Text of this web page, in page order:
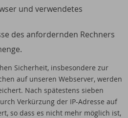
und verwendetes
des anfordernden Rechners
Sicherheit, insbesondere zur
auf unseren Webserver, werden
Nach spätestens sieben
Verkürzung der IP-Adresse auf
so dass es nicht mehr möglich ist,